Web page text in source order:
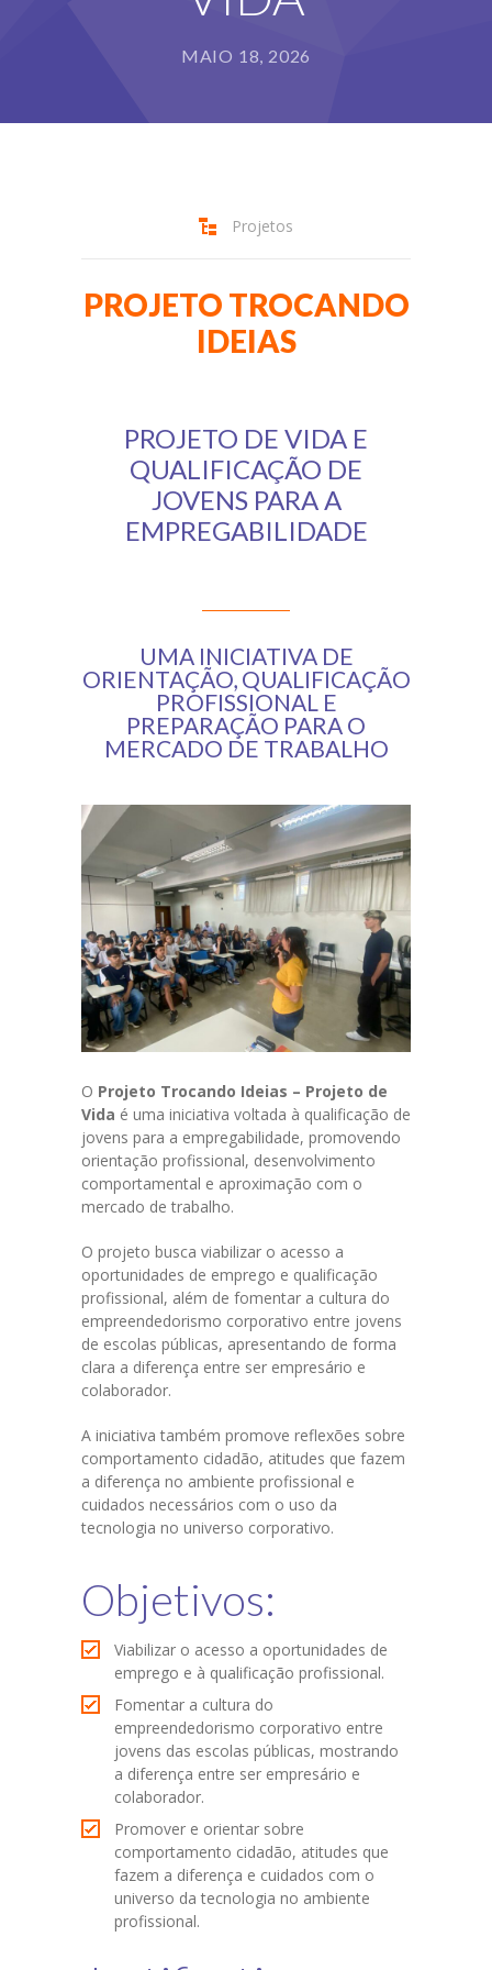
---- FICHA CADASTRAL
PROJETOS
-- EVENTOS
-- VÍDEOS
MAIO 18, 2026
Projetos
PROJETO TROCANDO
IDEIAS
PROJETO DE VIDA E
QUALIFICAÇÃO DE
JOVENS PARA A
EMPREGABILIDADE
UMA INICIATIVA DE
ORIENTAÇÃO, QUALIFICAÇÃO
PROFISSIONAL E
PREPARAÇÃO PARA O
MERCADO DE TRABALHO
O Projeto Trocando Ideias – Projeto de
Vida é uma iniciativa voltada à qualificação de
jovens para a empregabilidade, promovendo
orientação profissional, desenvolvimento
comportamental e aproximação com o
mercado de trabalho.
O projeto busca viabilizar o acesso a
oportunidades de emprego e qualificação
profissional, além de fomentar a cultura do
empreendedorismo corporativo entre jovens
de escolas públicas, apresentando de forma
clara a diferença entre ser empresário e
colaborador.
A iniciativa também promove reflexões sobre
comportamento cidadão, atitudes que fazem
a diferença no ambiente profissional e
cuidados necessários com o uso da
tecnologia no universo corporativo.
Objetivos:
Viabilizar o acesso a oportunidades de
emprego e à qualificação profissional.
Fomentar a cultura do
empreendedorismo corporativo entre
jovens das escolas públicas, mostrando
a diferença entre ser empresário e
colaborador.
Promover e orientar sobre
comportamento cidadão, atitudes que
fazem a diferença e cuidados com o
universo da tecnologia no ambiente
profissional.